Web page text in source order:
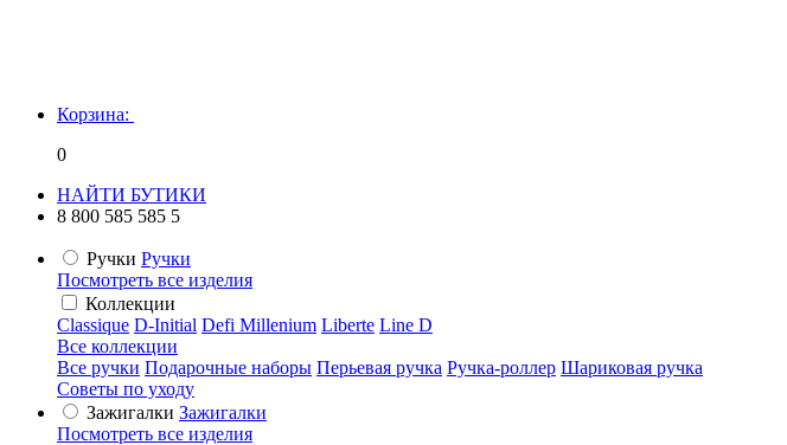
Корзина:
0
НАЙТИ БУТИКИ
8 800 585 585 5
Ручки Ручки
Посмотреть все изделия
Коллекции
Classique D-Initial Defi Millenium Liberte Line D
Все коллекции
Все ручки Подарочные наборы Перьевая ручка Ручка-роллер Шариковая ручка
Советы по уходу
Зажигалки Зажигалки
Посмотреть все изделия